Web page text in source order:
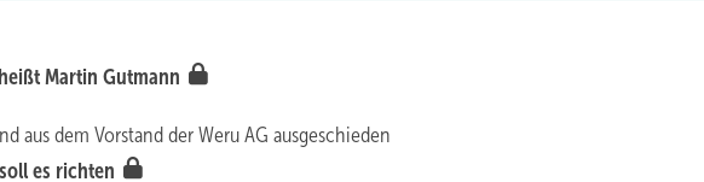
Martin Gutmann
aus dem Vorstand der Weru AG ausgeschieden
es richten